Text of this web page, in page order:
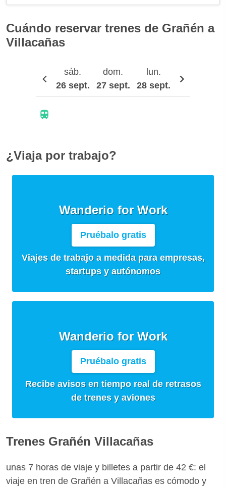
Cuándo reservar trenes de Grañén a
Villacañas
sáb.
26 sept.
dom.
27 sept.
lun.
28 sept.
29 sept.
¿Viaja por trabajo?
Wanderio for Work
Pruébalo gratis
Viajes de trabajo a medida para empresas,
startups y autónomos
Wanderio for Work
Pruébalo gratis
Recibe avisos en tiempo real de retrasos
de trenes y aviones
Trenes Grañén Villacañas
unas 7 horas de viaje y billetes a partir de 42 €: el
viaje en tren de Grañén a Villacañas es cómodo y